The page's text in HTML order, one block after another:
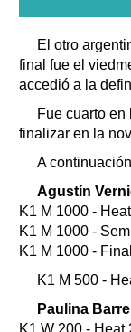
El otro
final fue el
accedió a la
Fue cuarto en
finalizar en la
A
Agustín
K1 M 1000 -
K1 M 1000 -
K1 M 1000 -
K1 M 500 -
Paulina